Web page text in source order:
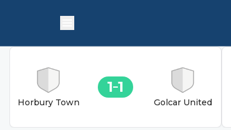
Horbury Town
1 1
Golcar United